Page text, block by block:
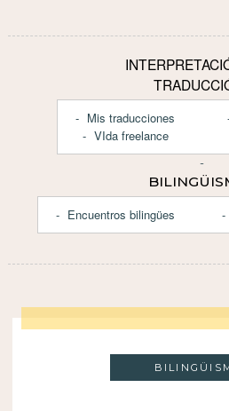
Mis traducciones
VIda freelance
Encuentros bilingües